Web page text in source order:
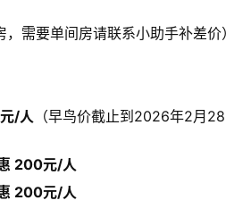
，需要单间房请联系小助手补差价）
/人 （早鸟价截止到2026年2月28
200元/人
200元/人